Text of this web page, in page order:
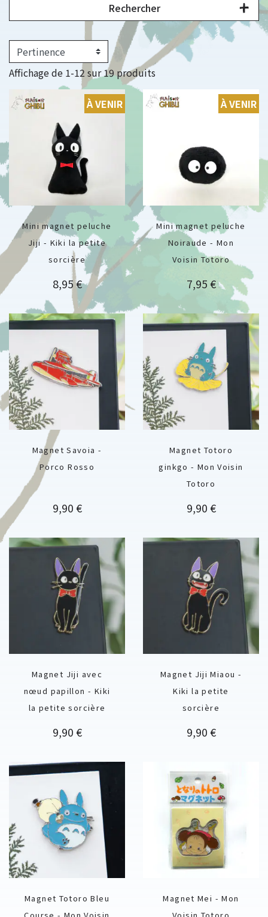
Rechercher
Affichage de 1-12 sur 19 produits
Mini magnet peluche
Jiji - Kiki la petite
sorcière
Prix
8,95 €
À VENIR
Mini magnet peluche
Noiraude - Mon
Voisin Totoro
Prix
7,95 €
À VENIR
Magnet Savoia -
Porco Rosso
Prix
9,90 €
Magnet Totoro
ginkgo - Mon Voisin
Totoro
Prix
9,90 €
Magnet Jiji avec
nœud papillon - Kiki
la petite sorcière
Prix
9,90 €
Magnet Jiji Miaou -
Kiki la petite
sorcière
Prix
9,90 €
Magnet Totoro Bleu
Magnet Mei - Mon